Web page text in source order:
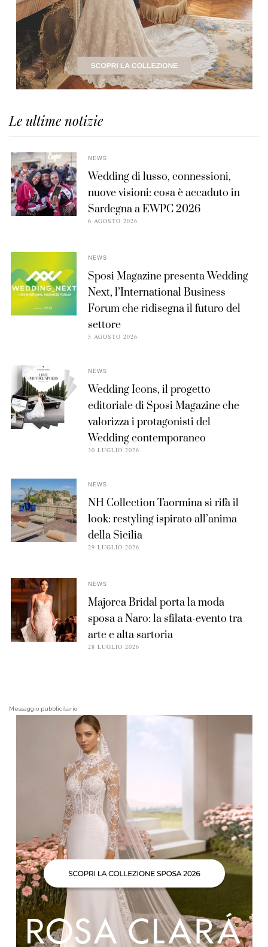
Le ultime notizie
NEWS
Wedding di lusso, connessioni,
nuove visioni: cosa è accaduto in
Sardegna a EWPC 2026
6 AGOSTO 2026
NEWS
Sposi Magazine presenta Wedding
Next, l’International Business
Forum che ridisegna il futuro del
settore
5 AGOSTO 2026
NEWS
Wedding Icons, il progetto
editoriale di Sposi Magazine che
valorizza i protagonisti del
Wedding contemporaneo
30 LUGLIO 2026
NEWS
NH Collection Taormina si rifà il
look: restyling ispirato all’anima
della Sicilia
29 LUGLIO 2026
NEWS
Majorca Bridal porta la moda
sposa a Naro: la sfilata-evento tra
arte e alta sartoria
28 LUGLIO 2026
Messaggio pubblicitario